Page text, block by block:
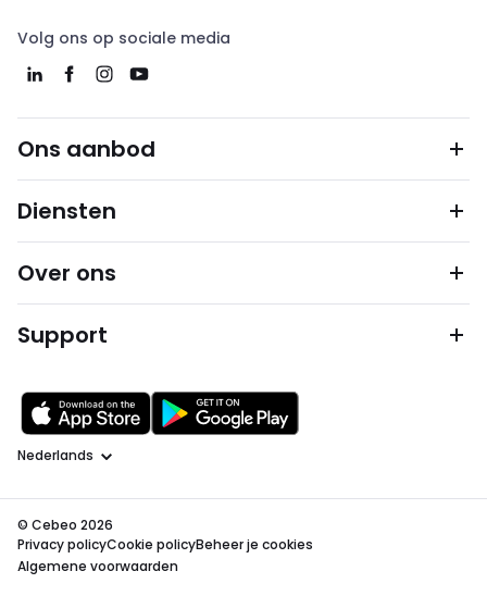
Volg ons op sociale media
Ons aanbod
Diensten
Over ons
Support
Taal
© Cebeo 2026
Privacy policyCookie policyBeheer je cookies
Algemene voorwaarden